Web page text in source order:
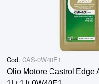
Cod. CAS-0W40E1
Olio Motore Castrol Edge